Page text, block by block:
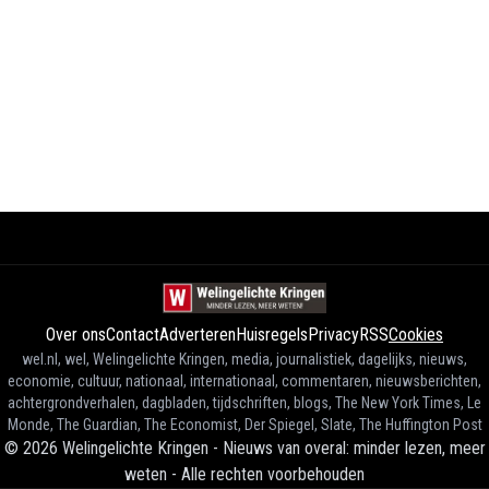
Over onsContactAdverterenHuisregelsPrivacyRSSCookies
wel.nl, wel, Welingelichte Kringen, media, journalistiek, dagelijks, nieuws,
economie, cultuur, nationaal, internationaal, commentaren, nieuwsberichten,
achtergrondverhalen, dagbladen, tijdschriften, blogs, The New York Times, Le
Monde, The Guardian, The Economist, Der Spiegel, Slate, The Huffington Post
© 2026 Welingelichte Kringen - Nieuws van overal: minder lezen, meer
weten - Alle rechten voorbehouden